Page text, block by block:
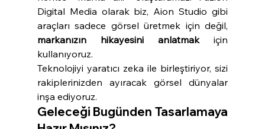
Digital Media olarak biz, Aion Studio gibi
markanızın hikayesini anlatmak için
kullanıyoruz.
Teknolojiyi yaratıcı zeka ile birleştiriyor, sizi
rakiplerinizden ayıracak görsel dünyalar
inşa ediyoruz.
Geleceği Bugünden Tasarlamaya